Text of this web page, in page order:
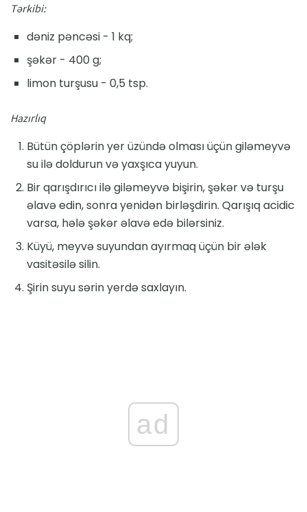
Tərkibi:
dəniz pəncəsi - 1 kq;
şəkər - 400 g;
limon turşusu - 0,5 tsp.
Hazırlıq
Bütün çöplərin yer üzündə olması üçün giləmeyvə
su ilə doldurun və yaxşıca yuyun.
Bir qarışdırıcı ilə giləmeyvə bişirin, şəkər və turşu
əlavə edin, sonra yenidən birləşdirin. Qarışıq acidic
varsa, hələ şəkər əlavə edə bilərsiniz.
Küyü, meyvə suyundan ayırmaq üçün bir ələk
vasitəsilə silin.
Şirin suyu sərin yerdə saxlayın.
ad